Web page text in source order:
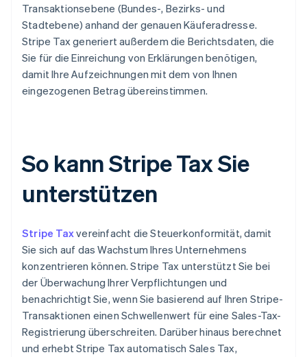
Transaktionsebene (Bundes-, Bezirks- und
Stadtebene) anhand der genauen Käuferadresse.
Stripe Tax generiert außerdem die Berichtsdaten, die
Sie für die Einreichung von Erklärungen benötigen,
damit Ihre Aufzeichnungen mit dem von Ihnen
eingezogenen Betrag übereinstimmen.
So kann Stripe Tax Sie
unterstützen
Stripe Taxvereinfacht die Steuerkonformität, damit
Sie sich auf das Wachstum Ihres Unternehmens
konzentrieren können. Stripe Tax unterstützt Sie bei
der Überwachung Ihrer Verpflichtungen und
benachrichtigt Sie, wenn Sie basierend auf Ihren Stripe-
Transaktionen einen Schwellenwert für eine Sales-Tax-
Registrierung überschreiten. Darüber hinaus berechnet
und erhebt Stripe Tax automatisch Sales Tax,